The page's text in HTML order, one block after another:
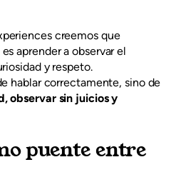
creemos que
aprender a observar el
y respeto.
hablar correctamente, sino de
observar sin juicios y
puente entre